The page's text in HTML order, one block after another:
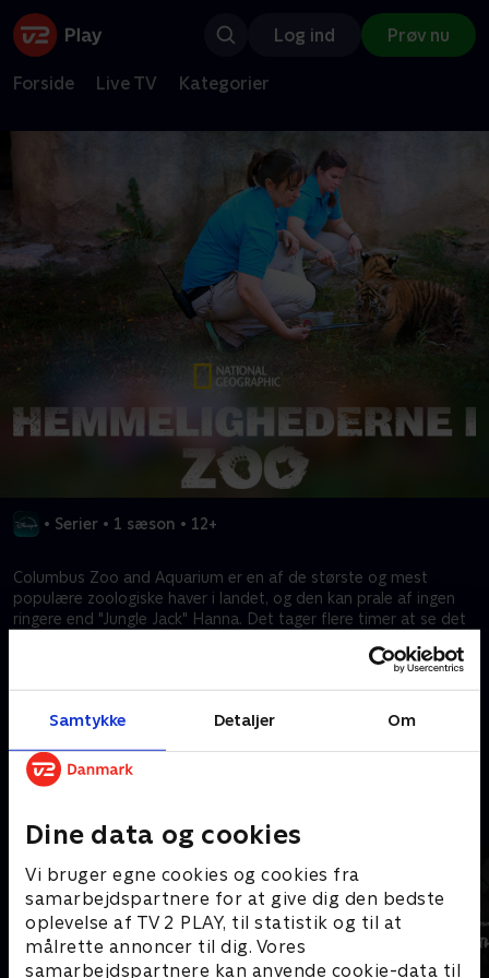
Samtykke Detaljer Om
Dine data og cookies
Vi bruger egne cookies og cookies fra
samarbejdspartnere for at give dig den bedste
oplevelse af TV 2 PLAY, til statistik og til at
målrette annoncer til dig. Vores
samarbejdspartnere kan anvende cookie-data til
Log ind Prøv nu
Forside Live TV Kategorier
• Serier • 1 sæson • 12+
Columbus Zoo and Aquarium er en af de største og mest
populære zoologiske haver i landet, og den kan prale af ingen
ringere end "Jungle Jack" Hanna. Det tager flere timer at se det
bag kulisserne for at møde dyrene og hæren af mennesker, der
Kræver tilkøb
Mere indhold fra Disney+